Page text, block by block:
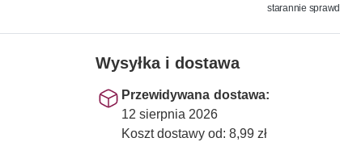
starannie
Wysyłka i dostawa
Przewidywana dostawa:
12 sierpnia 2026
Koszt dostawy od: 8,99 zł